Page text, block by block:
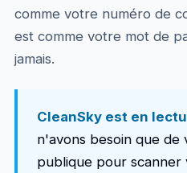
comme votre numéro de
est comme votre mot de
jamais.
CleanSky est en
n'avons besoin que de
publique pour